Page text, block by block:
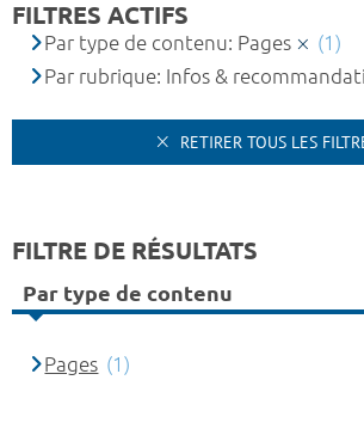
FILTRES ACTIFS
Par type de contenu: Pages
(1)
Par rubrique: Infos &
RETIRER TOUS LES
FILTRE DE RÉSULTATS
Par type de contenu
Pages (1)